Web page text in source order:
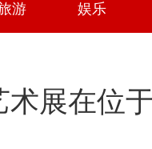
游 娱乐
术展在位